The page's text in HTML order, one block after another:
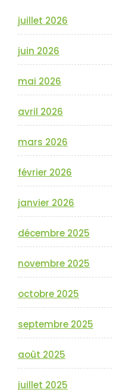
juillet 2026
juin 2026
mai 2026
avril 2026
mars 2026
février 2026
janvier 2026
décembre 2025
novembre 2025
octobre 2025
septembre 2025
août 2025
juillet 2025